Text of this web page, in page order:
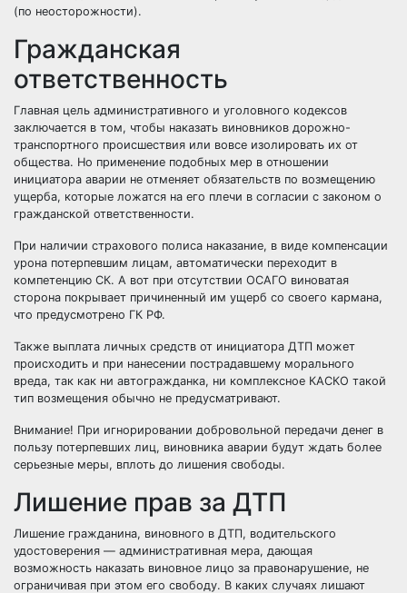
(по неосторожности).
Гражданская
ответственность
Главная цель административного и уголовного кодексов
заключается в том, чтобы наказать виновников дорожно-
транспортного происшествия или вовсе изолировать их от
общества. Но применение подобных мер в отношении
инициатора аварии не отменяет обязательств по возмещению
ущерба, которые ложатся на его плечи в согласии с законом о
гражданской ответственности.
При наличии страхового полиса наказание, в виде компенсации
урона потерпевшим лицам, автоматически переходит в
компетенцию СК. А вот при отсутствии ОСАГО виноватая
сторона покрывает причиненный им ущерб со своего кармана,
что предусмотрено ГК РФ.
Также выплата личных средств от инициатора ДТП может
происходить и при нанесении пострадавшему морального
вреда, так как ни автогражданка, ни комплексное КАСКО такой
тип возмещения обычно не предусматривают.
Внимание! При игнорировании добровольной передачи денег в
пользу потерпевших лиц, виновника аварии будут ждать более
серьезные меры, вплоть до лишения свободы.
Лишение прав за ДТП
Лишение гражданина, виновного в ДТП, водительского
удостоверения — административная мера, дающая
возможность наказать виновное лицо за правонарушение, не
ограничивая при этом его свободу. В каких случаях лишают